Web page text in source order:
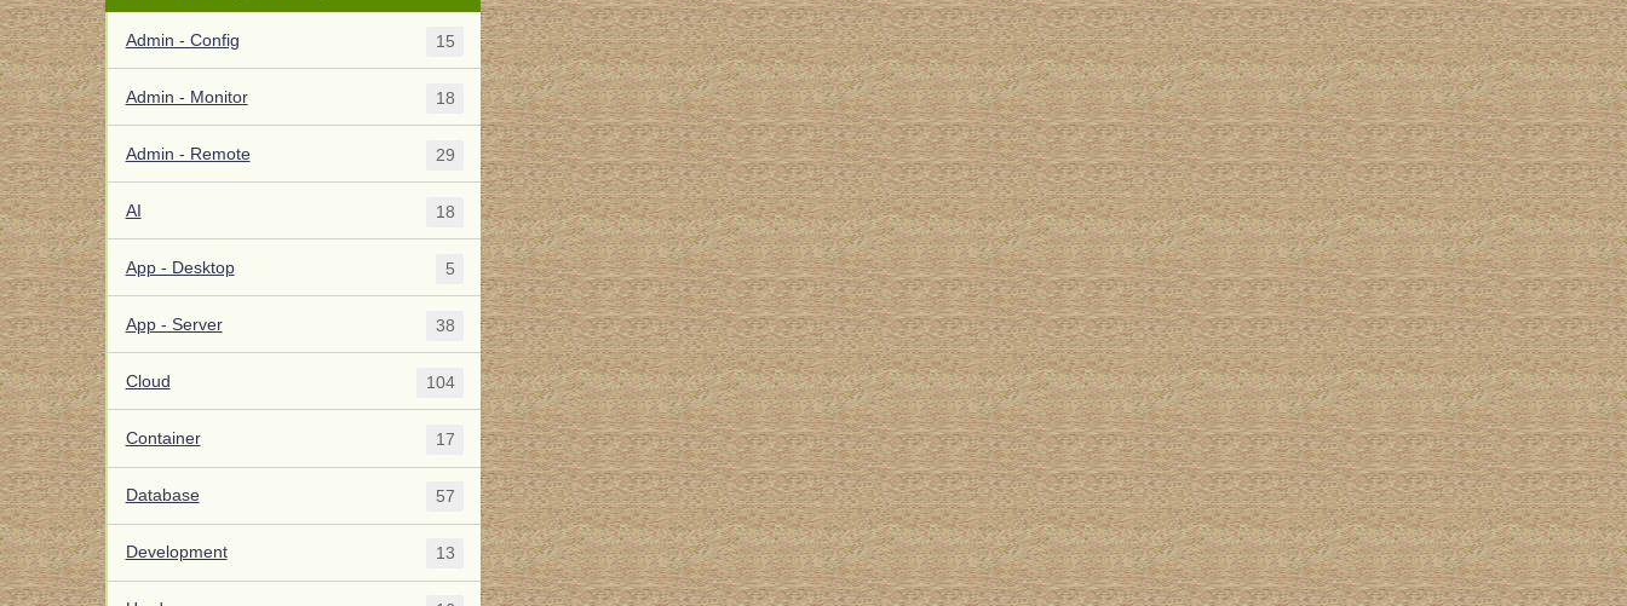
Admin - Config 15
Admin - Monitor 18
Admin - Remote 29
AI 18
App - Desktop 5
App - Server 38
Cloud 104
Container 17
Database 57
Development 13